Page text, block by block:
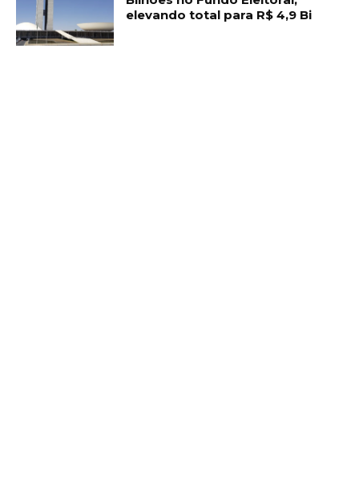
elevando total para R$ 4,9 Bi